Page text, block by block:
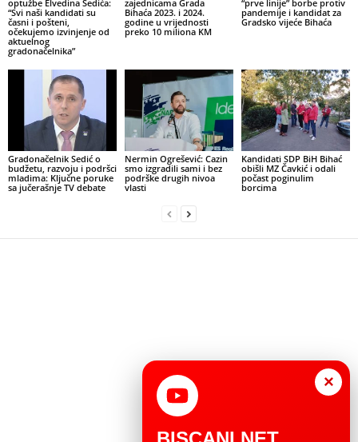
optužbe Elvedina Sedića:
“Svi naši kandidati su
časni i pošteni,
očekujemo izvinjenje od
aktuelnog
gradonačelnika”
zajednicama Grada
Bihaća 2023. i 2024.
godine u vrijednosti
preko 10 miliona KM
“prve linije” borbe protiv
pandemije i kandidat za
Gradsko vijeće Bihaća
Gradonačelnik Sedić o
budžetu, razvoju i podršci
mladima: Ključne poruke
sa jučerašnje TV debate
Nermin Ogrešević: Cazin
smo izgradili sami i bez
podrške drugih nivoa
vlasti
Kandidati SDP BiH Bihać
obišli MZ Čavkić i odali
počast poginulim
borcima
×